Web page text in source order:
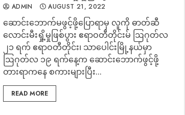
ADMIN AUGUST 21, 2022
ဆောင်းဘောက်မဖွင့်ဖို့ပြောရာမှ လူကို ဓာတ်ဆီ
လောင်းမီးရှို့မှုဖြစ်ပွား ဧရာဝတီတိုင်းမ် ဩဂုတ်လ
၂၁ ရက် ဧရာဝတီတိုင်း၊ သာပေါင်းမြို့နယ်မှာ
ဩဂုတ်လ ၁၉ ရက်နေ့က ဆောင်းဘောက်ဖွင့်ဖို့
တားရာကနေ စကားများပြီး...
READ MORE